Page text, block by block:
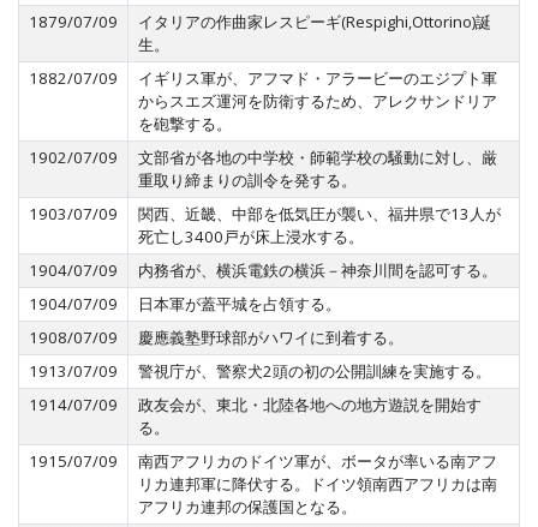
1879/07/09
イタリアの作曲家レスピーギ(Respighi,Ottorino)誕
生。
1882/07/09
イギリス軍が、アフマド・アラービーのエジプト軍
からスエズ運河を防衛するため、アレクサンドリア
を砲撃する。
1902/07/09
文部省が各地の中学校・師範学校の騒動に対し、厳
重取り締まりの訓令を発する。
1903/07/09
関西、近畿、中部を低気圧が襲い、福井県で13人が
死亡し3400戸が床上浸水する。
1904/07/09
内務省が、横浜電鉄の横浜－神奈川間を認可する。
1904/07/09
日本軍が蓋平城を占領する。
1908/07/09
慶應義塾野球部がハワイに到着する。
1913/07/09
警視庁が、警察犬2頭の初の公開訓練を実施する。
1914/07/09
政友会が、東北・北陸各地への地方遊説を開始す
る。
1915/07/09
南西アフリカのドイツ軍が、ボータが率いる南アフ
リカ連邦軍に降伏する。ドイツ領南西アフリカは南
アフリカ連邦の保護国となる。